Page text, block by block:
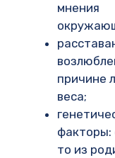
мнения
причине
веса;
факторы:
то из